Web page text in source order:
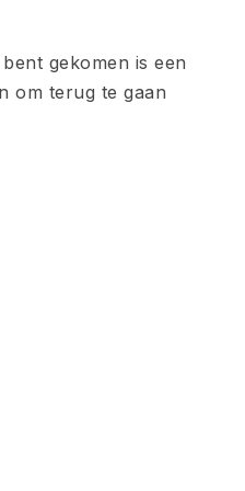
gekomen is een
om terug te gaan